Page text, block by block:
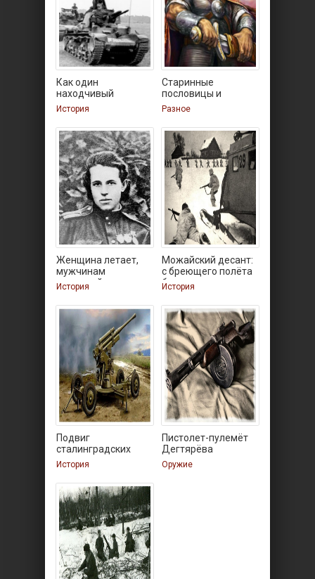
Как один
находчивый
командир
остановил
История
Старинные
пословицы и
поговорки про
Разное
Женщина летает,
мужчинам
выходной.
История
Можайский десант:
с бреющего полёта
без
История
Подвиг
сталинградских
зенитчиц
История
Пистолет-пулемёт
Дегтярёва
Оружие